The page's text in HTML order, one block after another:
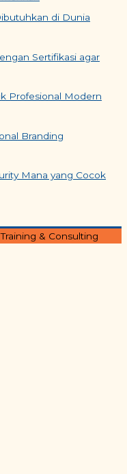
di Dunia
Sertifikasi agar
Profesional Modern
Branding
Mana yang Cocok
& Consulting